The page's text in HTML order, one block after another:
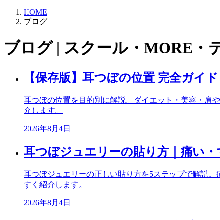
HOME
ブログ
ブログ | スクール・MORE・
【保存版】耳つぼの位置 完全ガイ
耳つぼの位置を目的別に解説。ダイエット・美容・肩
介します。
2026年8月4日
耳つぼジュエリーの貼り方｜痛い
耳つぼジュエリーの正しい貼り方を5ステップで解説
すく紹介します。
2026年8月4日